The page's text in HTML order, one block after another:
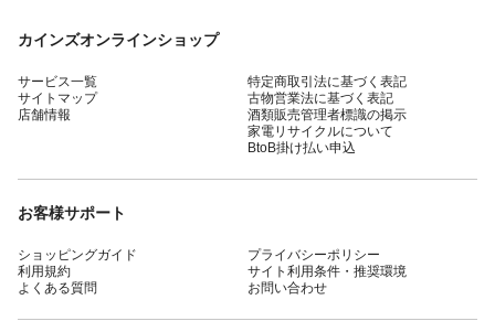
カインズオンラインショップ
サービス一覧
サイトマップ
店舗情報
特定商取引法に基づく表記
古物営業法に基づく表記
酒類販売管理者標識の掲示
家電リサイクルについて
BtoB掛け払い申込
お客様サポート
ショッピングガイド
利用規約
よくある質問
プライバシーポリシー
サイト利用条件・推奨環境
お問い合わせ